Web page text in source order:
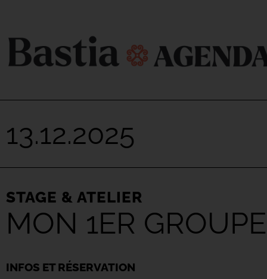
13.12.2025
STAGE & ATELIER
MON 1ER
INFOS ET RÉSERVATION